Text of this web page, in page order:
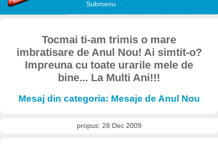
Submenu
Tocmai ti-am trimis o mare
imbratisare de Anul Nou! Ai simtit-o?
Impreuna cu toate urarile mele de
bine... La Multi Ani!!!
Mesaj din categoria: Mesaje de Anul Nou
propus: 28 Dec 2009